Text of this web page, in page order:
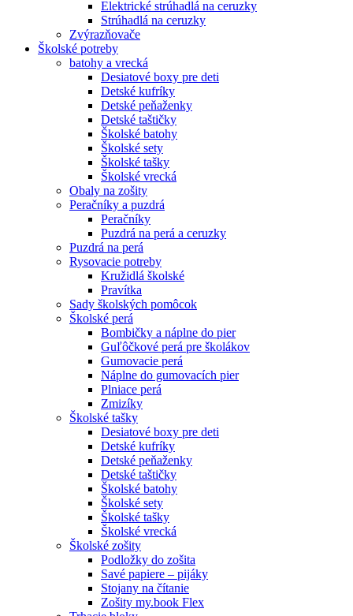
Elektrické strúhadlá na ceruzky
Strúhadlá na ceruzky
Zvýrazňovače
Školské potreby
batohy a vrecká
Desiatové boxy pre deti
Detské kufríky
Detské peňaženky
Detské taštičky
Školské batohy
Školské sety
Školské tašky
Školské vrecká
Obaly na zošity
Peračníky a puzdrá
Peračníky
Puzdrá na perá a ceruzky
Puzdrá na perá
Rysovacie potreby
Kružidlá školské
Pravítka
Sady školských pomôcok
Školské perá
Bombičky a náplne do pier
Guľôčkové perá pre školákov
Gumovacie perá
Náplne do gumovacích pier
Plniace perá
Zmizíky
Školské tašky
Desiatové boxy pre deti
Detské kufríky
Detské peňaženky
Detské taštičky
Školské batohy
Školské sety
Školské tašky
Školské vrecká
Školské zošity
Podložky do zošita
Savé papiere – pijáky
Stojany na čítanie
Zošity my.book Flex